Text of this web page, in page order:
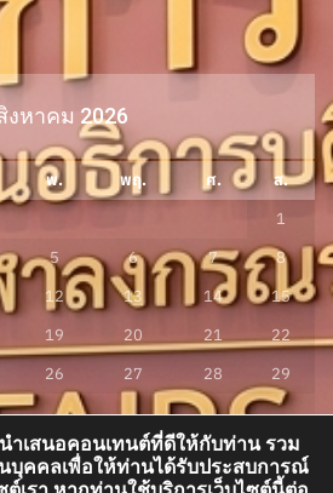
งหาคม 2026
พ. พฤ. ศ.
ส.
1
5 6 7
8
12 13 14
15
19 20 21
22
26 27 28
29
ำเสนอคอนเทนต์ที่ดีให้กับท่าน รวม
บุคคลเพื่อให้ท่านได้รับประสบการณ์